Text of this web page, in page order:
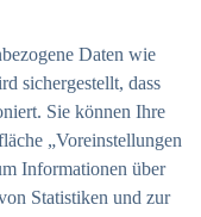
Daten wie
sichergestellt, dass
Sie können Ihre
„Voreinstellungen
Informationen über
Statistiken und zur